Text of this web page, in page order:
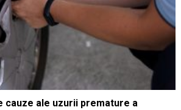
cauze ale uzurii premature a